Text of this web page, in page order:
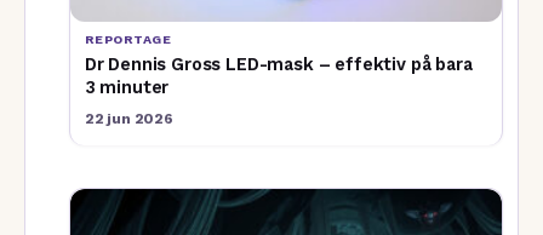
REPORTAGE
Dr Dennis Gross LED-mask – effektiv på bara
3 minuter
22 jun 2026